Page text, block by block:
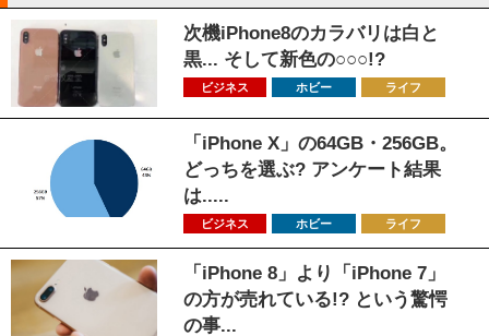
次機iPhone8のカラバリは白と
黒... そして新色の○○○!?
ビジネス ホビー ライフ
「iPhone X」の64GB・256GB。
どっちを選ぶ? アンケート結果
は.....
ビジネス ホビー ライフ
「iPhone 8」より「iPhone 7」
の方が売れている!? という驚愕
の事...